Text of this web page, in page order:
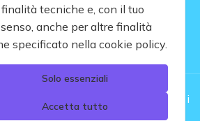
- Partita IVA 12948810960 .
Tutti i
diritti riservati.
tecniche e, con il tuo
anche per altre finalità
specificato nella cookie policy.
Solo essenziali
Accetta tutto